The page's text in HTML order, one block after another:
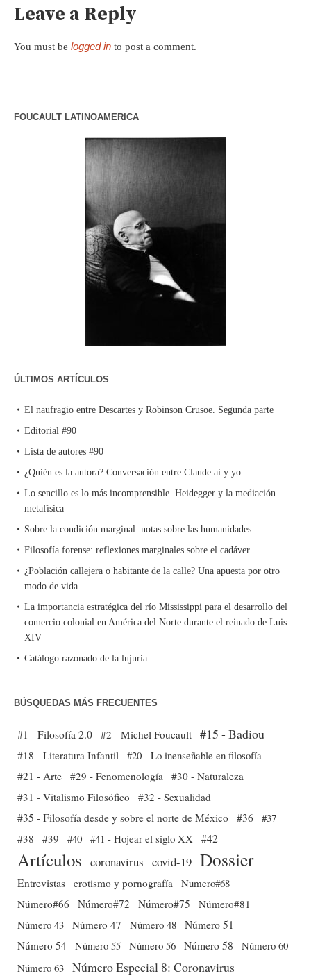
Leave a Reply
You must be logged in to post a comment.
FOUCAULT LATINOAMERICA
ÚLTIMOS ARTÍCULOS
El naufragio entre Descartes y Robinson Crusoe. Segunda parte
Editorial #90
Lista de autores #90
¿Quién es la autora? Conversación entre Claude.ai y yo
Lo sencillo es lo más incomprensible. Heidegger y la mediación
metafísica
Sobre la condición marginal: notas sobre las humanidades
Filosofía forense: reflexiones marginales sobre el cadáver
¿Población callejera o habitante de la calle? Una apuesta por otro
modo de vida
La importancia estratégica del río Mississippi para el desarrollo del
comercio colonial en América del Norte durante el reinado de Luis
XIV
Catálogo razonado de la lujuria
BÚSQUEDAS MÁS FRECUENTES
#1 - Filosofía 2.0 #2 - Michel Foucault #15 - Badiou
#18 - Literatura Infantil #20 - Lo inenseñable en filosofía
#21 - Arte #29 - Fenomenología #30 - Naturaleza
#31 - Vitalismo Filosófico
#32 - Sexualidad
#35 - Filosofía desde y sobre el norte de México #36 #37
#38
#39 #40 #41 - Hojear el siglo XX #42
Artículos coronavirus covid-19 Dossier
Entrevistas erotismo y pornografía Numero#68
Número#66
Número#72 Número#75
Número#81
Número 43 Número 47 Número 48 Número 51
Número 54 Número 55 Número 56 Número 58
Número 60
Número 63 Número Especial 8: Coronavirus